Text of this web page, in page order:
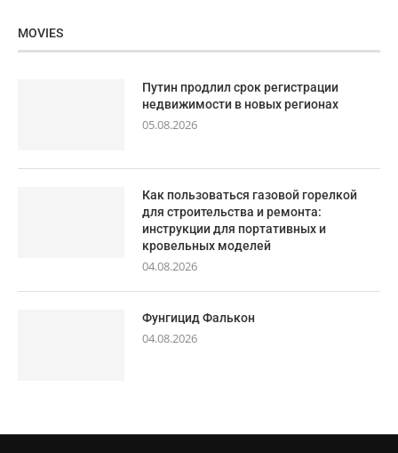
MOVIES
Путин продлил срок регистрации
недвижимости в новых регионах
05.08.2026
Как пользоваться газовой горелкой
для строительства и ремонта:
инструкции для портативных и
кровельных моделей
04.08.2026
Фунгицид Фалькон
04.08.2026